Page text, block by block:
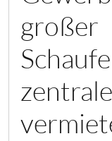
großer